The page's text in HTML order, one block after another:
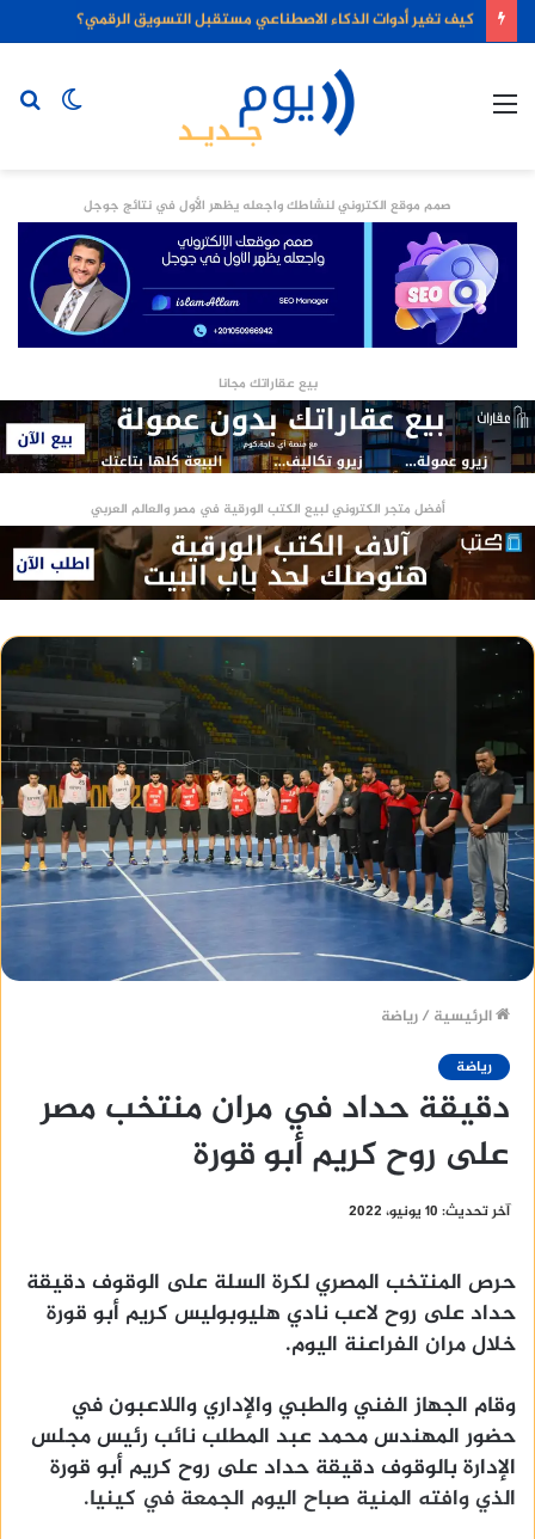
كيف تغير أدوات الذكاء الاصطناعي مستقبل التسويق الرقمي؟
الوضع
صمم موقع الكتروني لنشاطك واجعله يظهر الأول في نتائج جوجل
بيع عقاراتك مجانا
أفضل متجر الكتروني لبيع الكتب الورقية في مصر والعالم العربي
الرئيسية /رياضة
رياضة
دقيقة حداد في مران منتخب مصر
على روح كريم أبو قورة
آخر تحديث: 10 يونيو، 2022
حرص المنتخب المصري لكرة السلة على الوقوف دقيقة
حداد على روح لاعب نادي هليوبوليس كريم أبو قورة
خلال مران الفراعنة اليوم.
وقام الجهاز الفني والطبي والإداري واللاعبون في
حضور المهندس محمد عبد المطلب نائب رئيس مجلس
الإدارة بالوقوف دقيقة حداد على روح كريم أبو قورة
الذي وافته المنية صباح اليوم الجمعة في كينيا.